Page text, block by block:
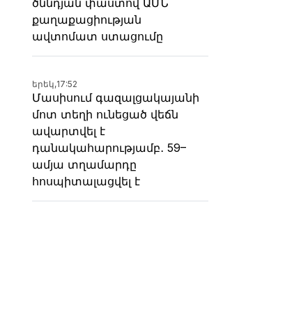
ծննդյան փաստով ԱՄՆ
քաղաքացիության
ավտոմատ ստացումը
երեկ,17:52
Մասիսում գազալցակայանի
մոտ տեղի ունեցած վեճն
ավարտվել է
դանակահարությամբ․ 59–
ամյա տղամարդը
հոսպիտալացվել է